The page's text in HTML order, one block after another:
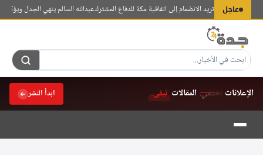
عاجل
دول أخرى تريد الانضمام إلى اتفاقية مكة للدفاع المشتركعبدالله السالم ينهي الجدل ويؤكد
الإعلانات تختفي.المقالات تبقى. ابدأ النشر
التجاوز
المحتوى